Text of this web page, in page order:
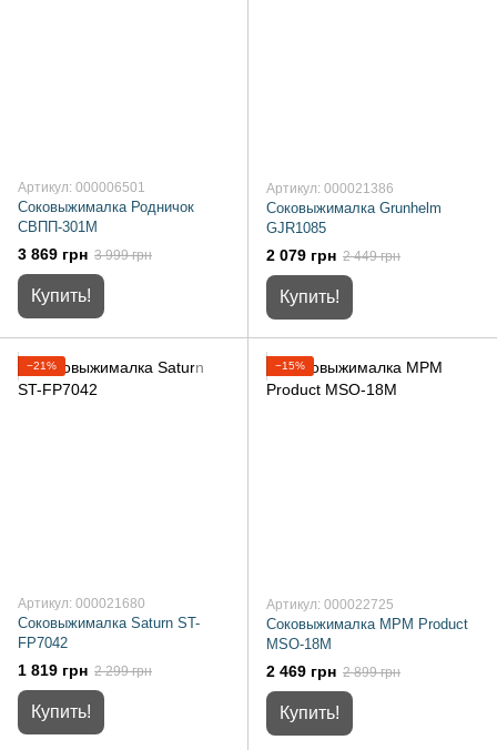
Артикул: 000006501
Соковыжималка Родничок
СВПП-301М
3 869 грн 3 999 грн
Купить!
Артикул: 000021386
Соковыжималка Grunhelm
GJR1085
2 079 грн 2 449 грн
Купить!
−21%
Артикул: 000021680
Соковыжималка Saturn ST-
FP7042
1 819 грн 2 299 грн
Купить!
−15%
Артикул: 000022725
Соковыжималка MPM Product
MSO-18M
2 469 грн 2 899 грн
Купить!